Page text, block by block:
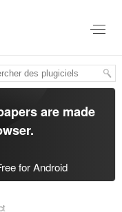
are made
.
for Android